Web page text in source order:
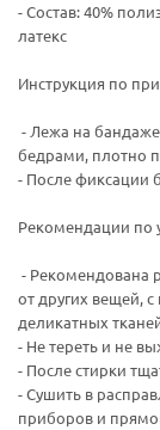
- Состав: 40%
латекс
Инструкция по
- Лежа на бандаже
бедрами, плотно
- После фиксации
Рекомендации по
- Рекомендована
от других вещей,
деликатных
- Не тереть и не
- После стирки
- Сушить в
приборов и